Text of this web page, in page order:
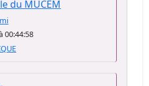
du MUCEM
00:44:58